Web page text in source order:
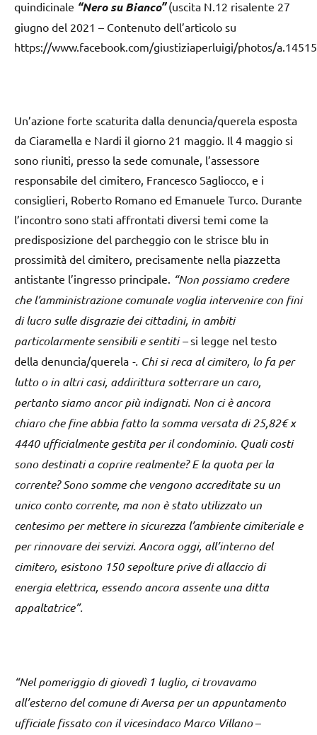
quindicinale “Nero su Bianco”(uscita N.12 risalente 27
giugno del 2021 – Contenuto dell’articolo su
https://www.facebook.com/giustiziaperluigi/photos/
Un’azione forte scaturita dalla denuncia/querela esposta
da Ciaramella e Nardi il giorno 21 maggio. Il 4 maggio si
sono riuniti, presso la sede comunale, l’assessore
responsabile del cimitero, Francesco Sagliocco, e i
consiglieri, Roberto Romano ed Emanuele Turco. Durante
l’incontro sono stati affrontati diversi temi come la
predisposizione del parcheggio con le strisce blu in
prossimità del cimitero, precisamente nella piazzetta
antistante l’ingresso principale. “Non possiamo credere
che l’amministrazione comunale voglia intervenire con fini
di lucro sulle disgrazie dei cittadini, in ambiti
particolarmente sensibili e sentiti –si legge nel testo
della denuncia/querela -. Chi si reca al cimitero, lo fa per
lutto o in altri casi, addirittura sotterrare un caro,
pertanto siamo ancor più indignati. Non ci è ancora
chiaro che fine abbia fatto la somma versata di 25,82€ x
4440 ufficialmente gestita per il condominio. Quali costi
sono destinati a coprire realmente? E la quota per la
corrente? Sono somme che vengono accreditate su un
unico conto corrente, ma non è stato utilizzato un
centesimo per mettere in sicurezza l’ambiente cimiteriale e
per rinnovare dei servizi. Ancora oggi, all’interno del
cimitero, esistono 150 sepolture prive di allaccio di
energia elettrica, essendo ancora assente una ditta
appaltatrice”.
“Nel pomeriggio di giovedì 1 luglio, ci trovavamo
all’esterno del comune di Aversa per un appuntamento
ufficiale fissato con il vicesindaco Marco Villano–